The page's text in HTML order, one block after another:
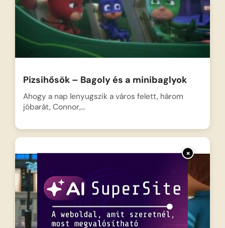
×
Pizsihősök – Bagoly és a minibaglyok
Ahogy a nap lenyugszik a város felett, három
jóbarát, Connor,…